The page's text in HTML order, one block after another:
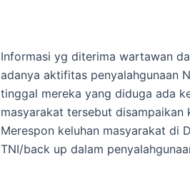
Informasi yg diterima wartawan
adanya aktifitas penyalahgunaan
tinggal mereka yang diduga ada
masyarakat tersebut disampaikan
Merespon keluhan masyarakat di
TNI/back up dalam